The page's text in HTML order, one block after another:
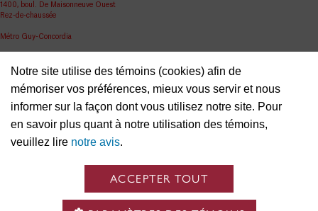
Notre site utilise des témoins (cookies) afin de
mémoriser vos préférences, mieux vous servir et nous
informer sur la façon dont vous utilisez notre site. Pour
en savoir plus quant à notre utilisation des témoins,
veuillez lire notre avis.
ACCEPTER TOUT
1400, boul. De Maisonneuve Ouest
Rez-de-chaussée
Métro Guy-Concordia